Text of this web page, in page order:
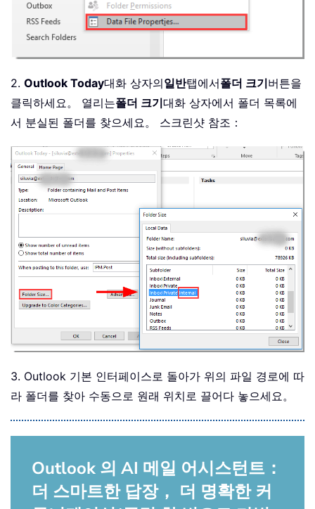
2. Outlook Today대화 상자의일반탭에서폴더 크기버튼을
클릭하세요。 열리는폴더 크기대화 상자에서 폴더 목록에
서 분실된 폴더를 찾으세요。 스크린샷 참조：
3. Outlook 기본 인터페이스로 돌아가 위의 파일 경로에 따
라 폴더를 찾아 수동으로 원래 위치로 끌어다 놓으세요。
Outlook 의 AI 메일 어시스턴트：
더 스마트한 답장， 더 명확한 커